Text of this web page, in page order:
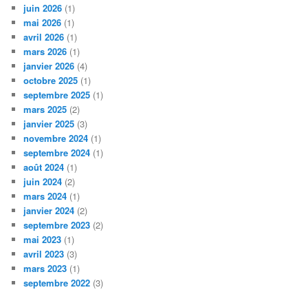
juin 2026 (1)
mai 2026 (1)
avril 2026 (1)
mars 2026 (1)
janvier 2026 (4)
octobre 2025 (1)
septembre 2025 (1)
mars 2025 (2)
janvier 2025 (3)
novembre 2024 (1)
septembre 2024 (1)
août 2024 (1)
juin 2024 (2)
mars 2024 (1)
janvier 2024 (2)
septembre 2023 (2)
mai 2023 (1)
avril 2023 (3)
mars 2023 (1)
septembre 2022 (3)